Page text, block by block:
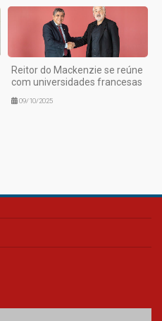
Reitor do Mackenzie se reúne
com universidades francesas
09/10/2025